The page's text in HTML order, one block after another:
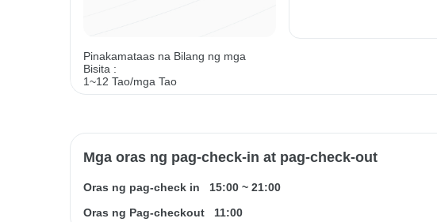
Pinakamataas na Bilang ng mga
Bisita :
1~12 Tao/mga Tao
Mga oras ng pag-check-in at pag-check-out
Oras ng pag-check in 15:00 ~ 21:00
Oras ng Pag-checkout
11:00